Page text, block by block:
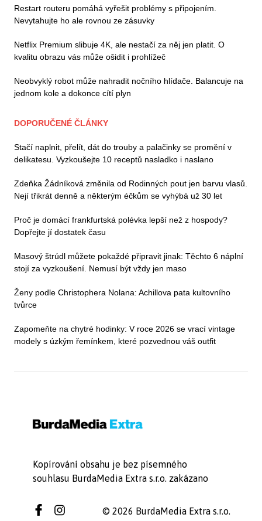
Restart routeru pomáhá vyřešit problémy s připojením.
Nevytahujte ho ale rovnou ze zásuvky
Netflix Premium slibuje 4K, ale nestačí za něj jen platit. O
kvalitu obrazu vás může ošidit i prohlížeč
Neobvyklý robot může nahradit nočního hlídače. Balancuje na
jednom kole a dokonce cítí plyn
DOPORUČENÉ ČLÁNKY
Stačí naplnit, přelít, dát do trouby a palačinky se promění v
delikatesu. Vyzkoušejte 10 receptů nasladko i naslano
Zdeňka Žádníková změnila od Rodinných pout jen barvu vlasů.
Nejí třikrát denně a některým éčkům se vyhýbá už 30 let
Proč je domácí frankfurtská polévka lepší než z hospody?
Dopřejte jí dostatek času
Masový štrúdl můžete pokaždé připravit jinak: Těchto 6 náplní
stojí za vyzkoušení. Nemusí být vždy jen maso
Ženy podle Christophera Nolana: Achillova pata kultovního
tvůrce
Zapomeňte na chytré hodinky: V roce 2026 se vrací vintage
modely s úzkým řemínkem, které pozvednou váš outfit
Kopírování obsahu je bez písemného
souhlasu BurdaMedia Extra s.r.o. zakázano
© 2026 BurdaMedia Extra s.r.o.